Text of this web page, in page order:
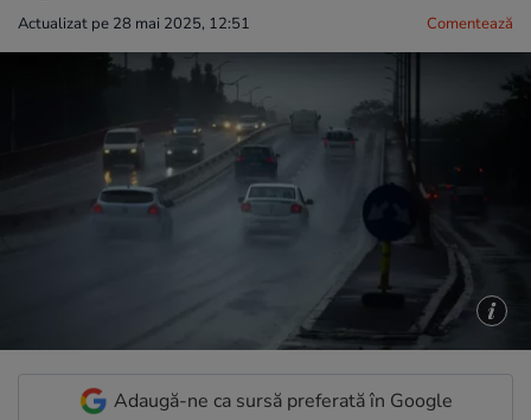
Actualizat pe 28 mai 2025, 12:51 Comentează
Adaugă-ne ca sursă preferată în Google